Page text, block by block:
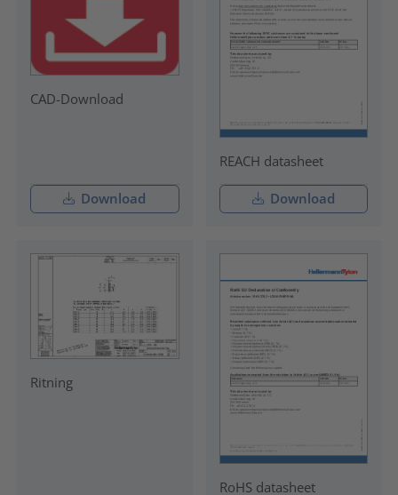
CAD-Download
Download
REACH datasheet
Download
Ritning
RoHS datasheet